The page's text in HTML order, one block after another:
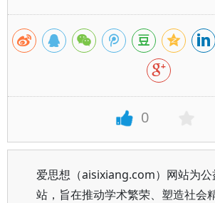
0
爱思想（aisixiang.com）网站为公
站，旨在推动学术繁荣、塑造社会精